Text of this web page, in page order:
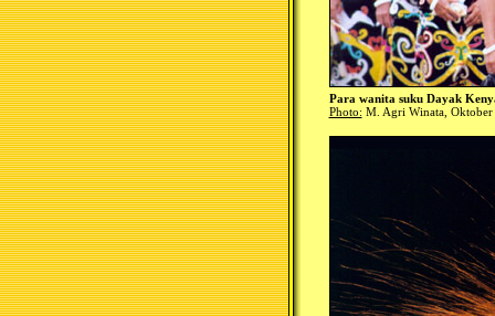
Para wanita suku Dayak
Photo: M. Agri Winata, Oktober